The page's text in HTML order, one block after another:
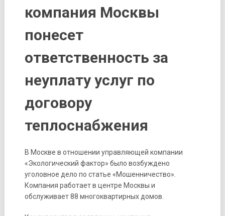
компания Москвы
понесет
ответственность за
неуплату услуг по
договору
теплоснабжения
В Москве в отношении управляющей компании
«Экологический фактор» было возбуждено
уголовное дело по статье «Мошенничество».
Компания работает в центре Москвы и
обслуживает 88 многоквартирных домов.